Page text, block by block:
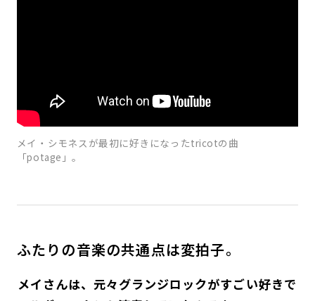
メイ・シモネスが最初に好きになったtricotの曲
「potage」。
ふたりの音楽の共通点は変拍子。
――メイさんは、元々グランジロックがすごい好きで